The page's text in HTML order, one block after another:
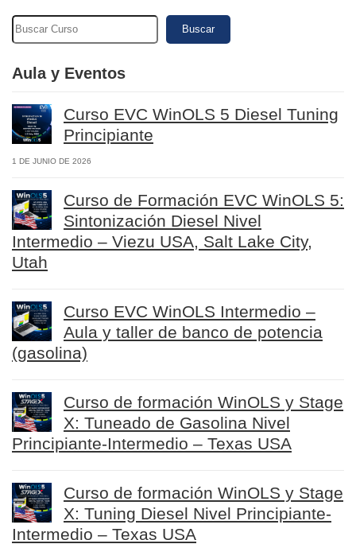
Buscar
Aula y Eventos
Curso EVC WinOLS 5 Diesel Tuning
Principiante
1 DE JUNIO DE 2026
Curso de Formación EVC WinOLS 5:
Sintonización Diesel Nivel
Intermedio – Viezu USA, Salt Lake City,
Utah
Curso EVC WinOLS Intermedio –
Aula y taller de banco de potencia
(gasolina)
Curso de formación WinOLS y Stage
X: Tuneado de Gasolina Nivel
Principiante-Intermedio – Texas USA
Curso de formación WinOLS y Stage
X: Tuning Diesel Nivel Principiante-
Intermedio – Texas USA